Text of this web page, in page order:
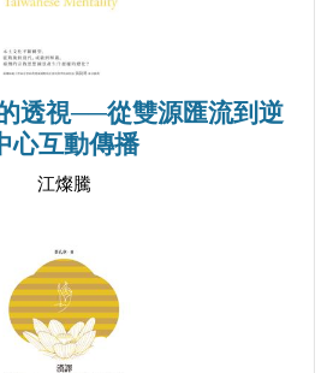
透視──從雙源匯流到逆
心互動傳播
江燦騰